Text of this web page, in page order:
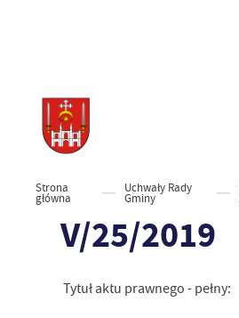
Strona
główna
Uchwały Rady
Gminy
V/25/2019
Tytuł aktu prawnego - pełny: